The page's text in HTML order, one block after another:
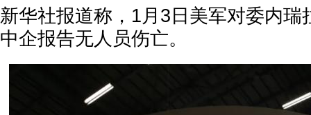
新华社报道称，1月3日美军对委内瑞
中企报告无人员伤亡。